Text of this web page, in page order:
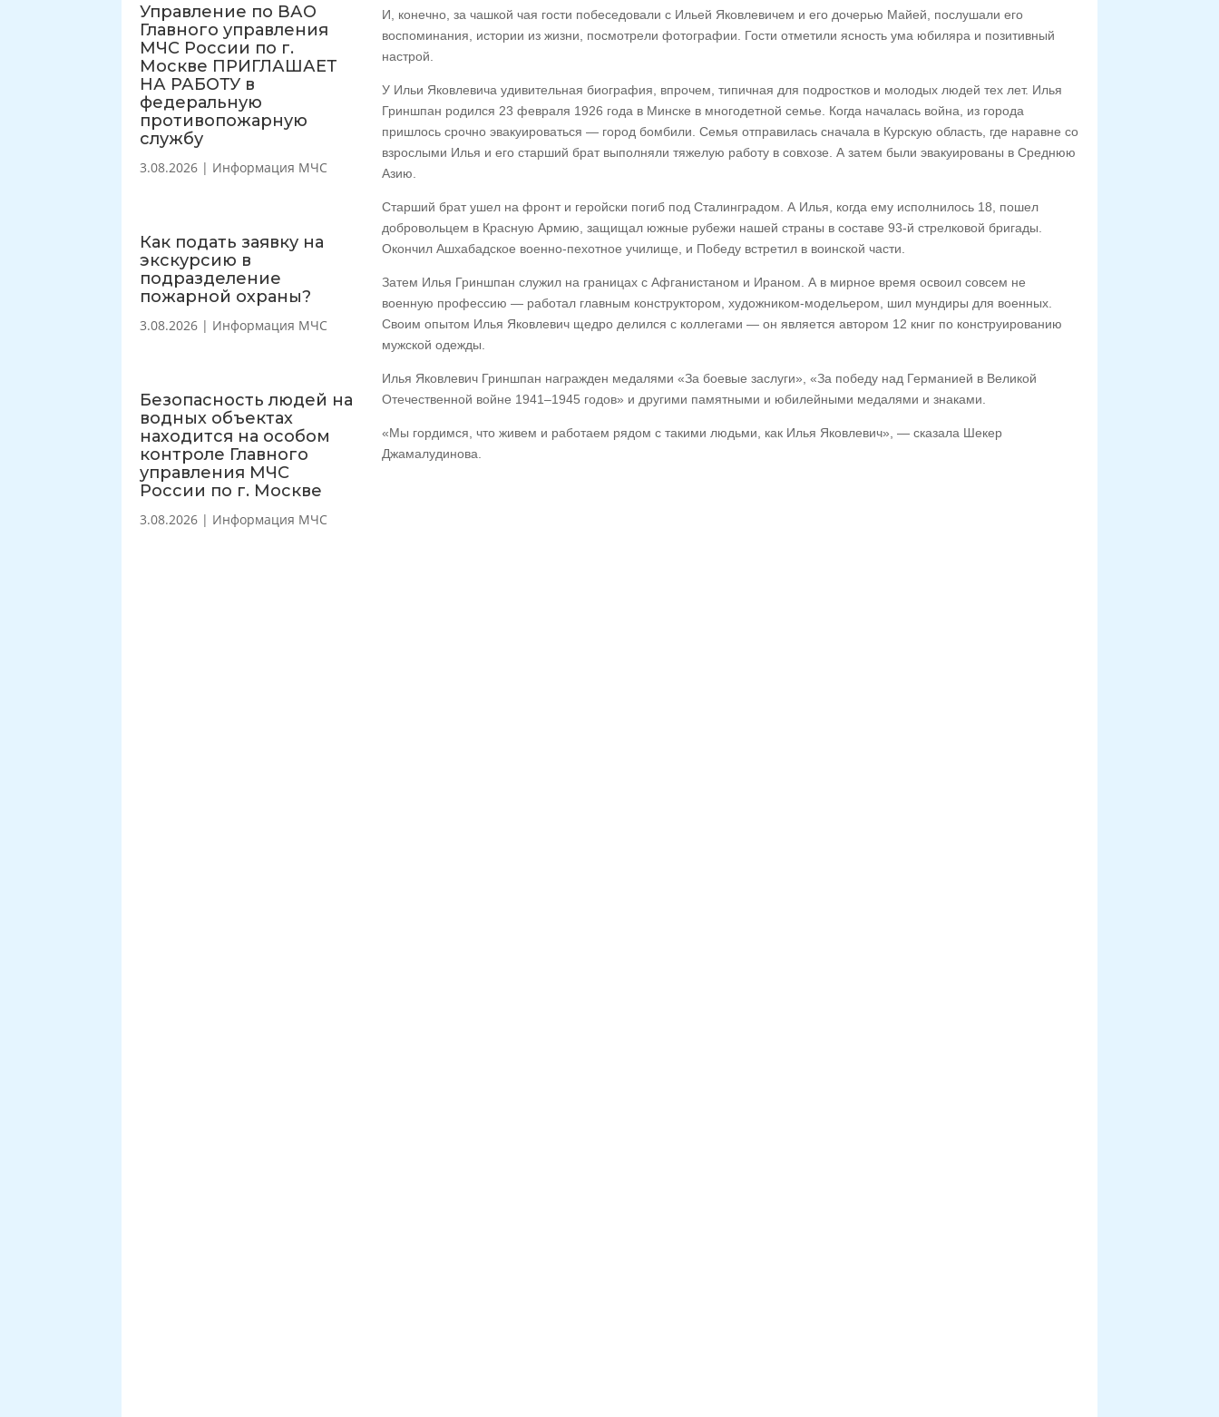
Управление по ВАО
Главного управления
МЧС России по г.
Москве ПРИГЛАШАЕТ
НА РАБОТУ в
федеральную
противопожарную
службу
3.08.2026 | Информация МЧС
Как подать заявку на
экскурсию в
подразделение
пожарной охраны?
3.08.2026 | Информация МЧС
Безопасность людей на
водных объектах
находится на особом
контроле Главного
управления МЧС
России по г. Москве
3.08.2026 | Информация МЧС
И, конечно, за чашкой чая гости побеседовали с Ильей Яковлевичем и его дочерью Майей, послушали его
воспоминания, истории из жизни, посмотрели фотографии. Гости отметили ясность ума юбиляра и позитивный
настрой.
У Ильи Яковлевича удивительная биография, впрочем, типичная для подростков и молодых людей тех лет. Илья
Гриншпан родился 23 февраля 1926 года в Минске в многодетной семье. Когда началась война, из города
пришлось срочно эвакуироваться — город бомбили. Семья отправилась сначала в Курскую область, где наравне со
взрослыми Илья и его старший брат выполняли тяжелую работу в совхозе. А затем были эвакуированы в Среднюю
Азию.
Старший брат ушел на фронт и геройски погиб под Сталинградом. А Илья, когда ему исполнилось 18, пошел
добровольцем в Красную Армию, защищал южные рубежи нашей страны в составе 93-й стрелковой бригады.
Окончил Ашхабадское военно-пехотное училище, и Победу встретил в воинской части.
Затем Илья Гриншпан служил на границах с Афганистаном и Ираном. А в мирное время освоил совсем не
военную профессию — работал главным конструктором, художником-модельером, шил мундиры для военных.
Своим опытом Илья Яковлевич щедро делился с коллегами — он является автором 12 книг по конструированию
мужской одежды.
Илья Яковлевич Гриншпан награжден медалями «За боевые заслуги», «За победу над Германией в Великой
Отечественной войне 1941–1945 годов» и другими памятными и юбилейными медалями и знаками.
«Мы гордимся, что живем и работаем рядом с такими людьми, как Илья Яковлевич», — сказала Шекер
Джамалудинова.